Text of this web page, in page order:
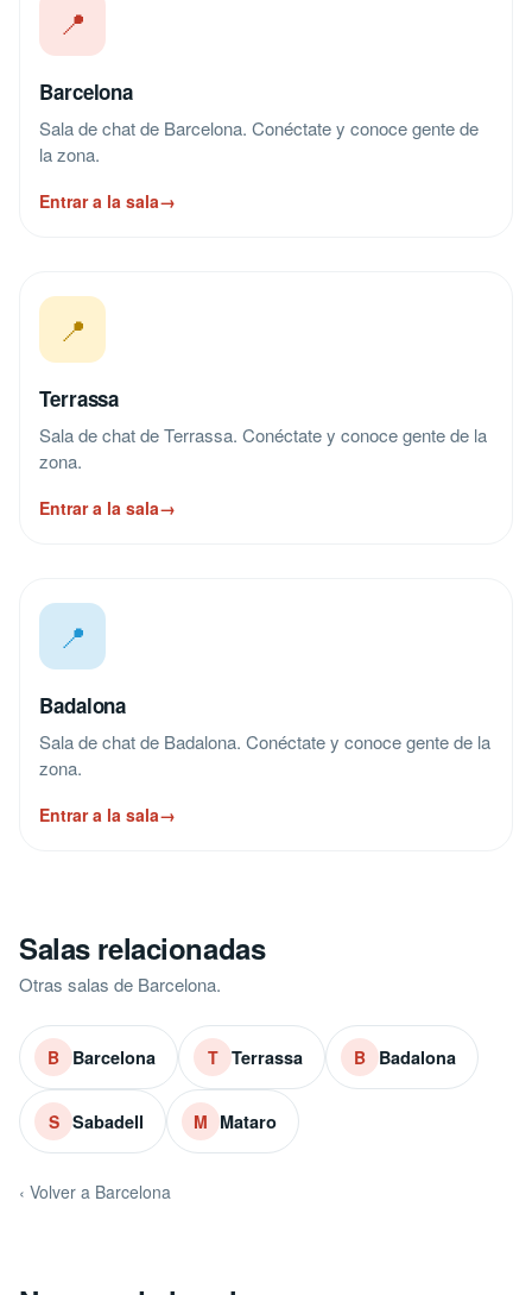
📍
Barcelona
Sala de chat de Barcelona. Conéctate y conoce gente de
la zona.
Entrar a la sala→
📍
Terrassa
Sala de chat de Terrassa. Conéctate y conoce gente de la
zona.
Entrar a la sala→
📍
Badalona
Sala de chat de Badalona. Conéctate y conoce gente de la
zona.
Entrar a la sala→
Salas relacionadas
Otras salas de Barcelona.
B Barcelona T Terrassa B Badalona
S Sabadell M Mataro
‹ Volver a Barcelona